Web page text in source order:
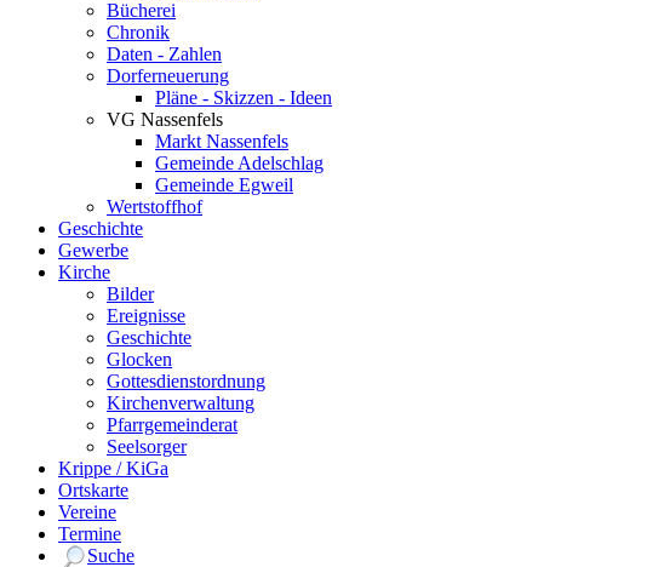
Bücherei
Chronik
Daten - Zahlen
Dorferneuerung
Pläne - Skizzen - Ideen
VG Nassenfels
Markt Nassenfels
Gemeinde Adelschlag
Gemeinde Egweil
Wertstoffhof
Geschichte
Gewerbe
Kirche
Bilder
Ereignisse
Geschichte
Glocken
Gottesdienstordnung
Kirchenverwaltung
Pfarrgemeinderat
Seelsorger
Krippe / KiGa
Ortskarte
Vereine
Termine
Suche